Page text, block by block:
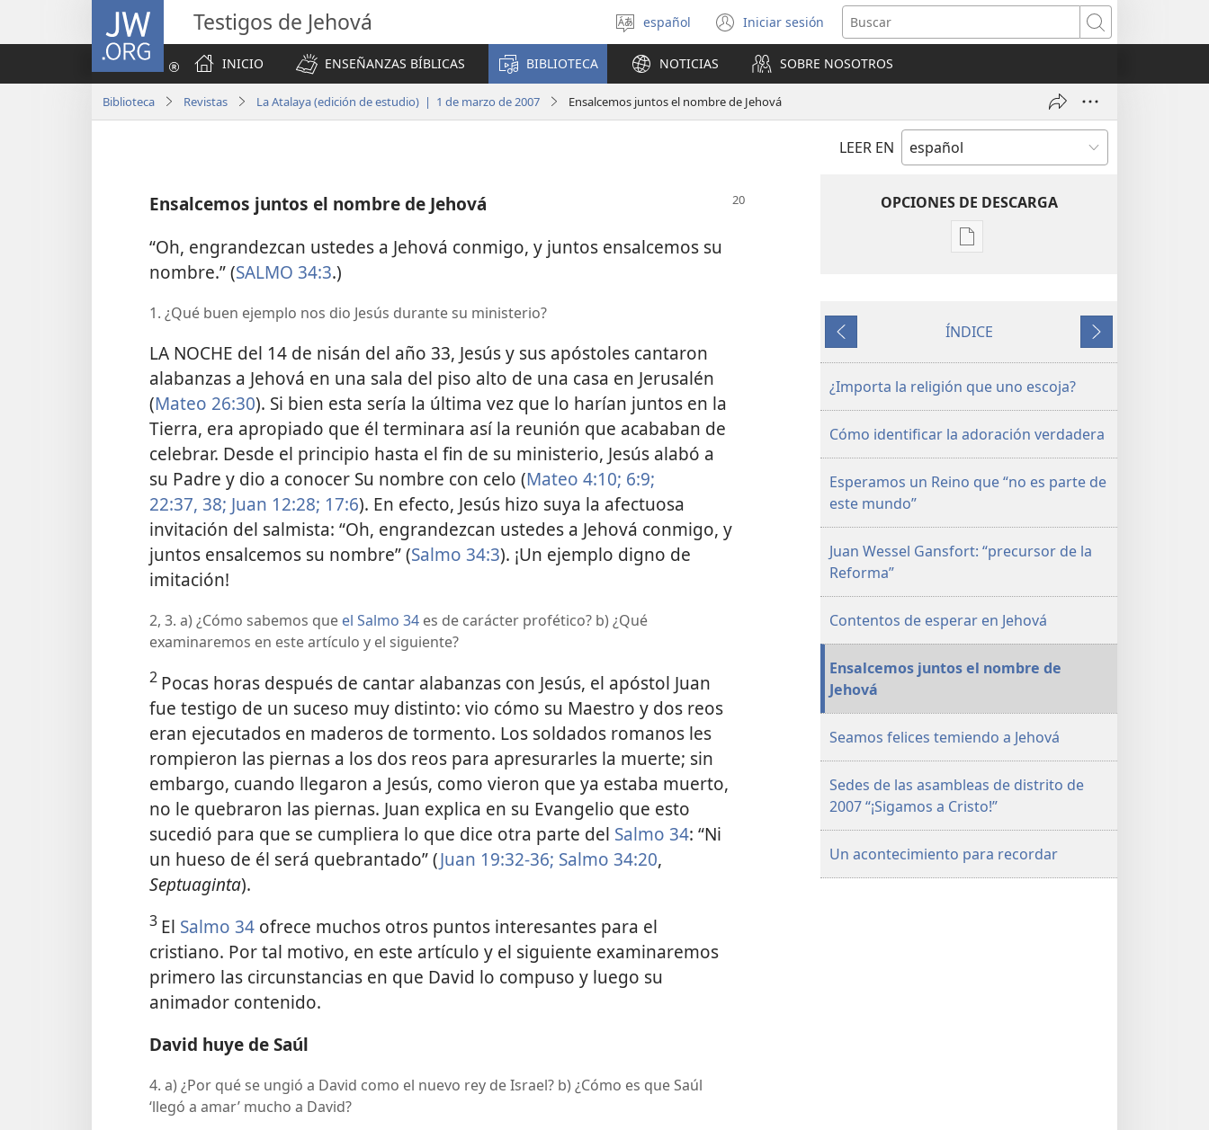
JW.ORG Testigos de Jehová
Seleccionar
idioma
español Iniciar sesión
(abre
una
nueva
ventana)
Buscar
INICIO
ENSEÑANZAS BÍBLICAS BIBLIOTECA NOTICIAS SOBRE NOSOTROS
Biblioteca Revistas La Atalaya (edición de estudio) | 1 de marzo de 2007 Ensalcemos juntos el nombre de Jehová
LEER EN
Ensalcemos juntos el nombre de Jehová
“Oh, engrandezcan ustedes a Jehová conmigo, y juntos ensalcemos su
nombre.” (SALMO 34:3.)
1. ¿Qué buen ejemplo nos dio Jesús durante su ministerio?
LA NOCHE del 14 de nisán del año 33, Jesús y sus apóstoles cantaron
alabanzas a Jehová en una sala del piso alto de una casa en Jerusalén
(Mateo 26:30). Si bien esta sería la última vez que lo harían juntos en la
Tierra, era apropiado que él terminara así la reunión que acababan de
celebrar. Desde el principio hasta el fin de su ministerio, Jesús alabó a
su Padre y dio a conocer Su nombre con celo (Mateo 4:10; 6:9;
22:37, 38; Juan 12:28; 17:6). En efecto, Jesús hizo suya la afectuosa
invitación del salmista: “Oh, engrandezcan ustedes a Jehová conmigo, y
juntos ensalcemos su nombre” (Salmo 34:3). ¡Un ejemplo digno de
imitación!
2, 3. a) ¿Cómo sabemos que el Salmo 34 es de carácter profético? b) ¿Qué
examinaremos en este artículo y el siguiente?
2 Pocas horas después de cantar alabanzas con Jesús, el apóstol Juan
fue testigo de un suceso muy distinto: vio cómo su Maestro y dos reos
eran ejecutados en maderos de tormento. Los soldados romanos les
rompieron las piernas a los dos reos para apresurarles la muerte; sin
embargo, cuando llegaron a Jesús, como vieron que ya estaba muerto,
no le quebraron las piernas. Juan explica en su Evangelio que esto
sucedió para que se cumpliera lo que dice otra parte del Salmo 34: “Ni
un hueso de él será quebrantado” (Juan 19:32-36; Salmo 34:20,
Septuaginta).
3 El Salmo 34 ofrece muchos otros puntos interesantes para el
cristiano. Por tal motivo, en este artículo y el siguiente examinaremos
primero las circunstancias en que David lo compuso y luego su
animador contenido.
David huye de Saúl
4. a) ¿Por qué se ungió a David como el nuevo rey de Israel? b) ¿Cómo es que Saúl
‘llegó a amar’ mucho a David?
OPCIONES DE DESCARGA
Opciones
publicaciones
(EDICIÓN
ESTUDIO)
1
de
de 2007
Anterior
ÍNDICE
Siguiente
¿Importa la religión que uno escoja?
Cómo identificar la adoración verdadera
Esperamos un Reino que “no es parte de
este mundo”
Juan Wessel Gansfort: “precursor de la
Reforma”
Contentos de esperar en Jehová
Ensalcemos juntos el nombre de
Jehová
Seamos felices temiendo a Jehová
Sedes de las asambleas de distrito de
2007 “¡Sigamos a Cristo!”
Un acontecimiento para recordar